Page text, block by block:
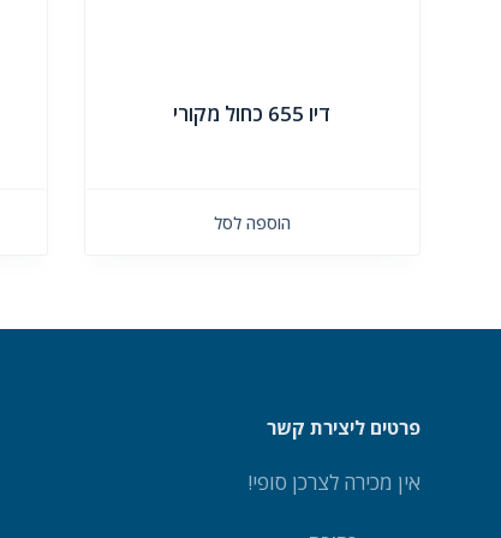
דיו 655 כחול מקורי
הוספה לסל
פרטים ליצירת קשר
אין מכירה לצרכן סופי!